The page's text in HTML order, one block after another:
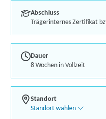
Abschluss
Trägerinternes Zertifikat
Dauer
8 Wochen in Vollzeit
Standort
Standort wählen